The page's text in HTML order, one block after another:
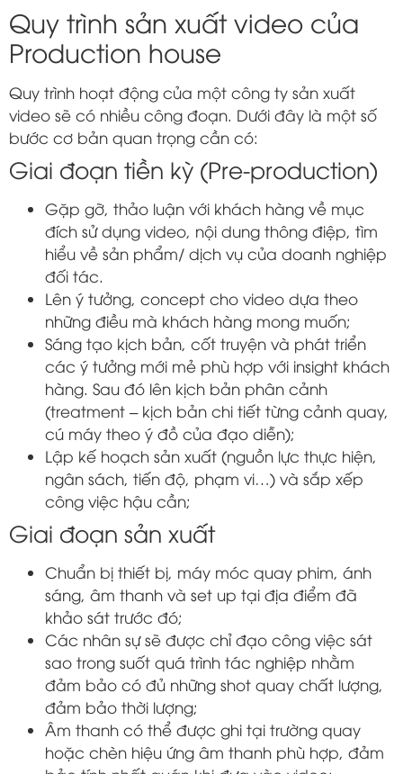
Quy trình sản xuất video của
Production house
Quy trình hoạt động của một công ty sản xuất
video sẽ có nhiều công đoạn. Dưới đây là một số
bước cơ bản quan trọng cần có:
Giai đoạn tiền kỳ (Pre-production)
Gặp gỡ, thảo luận với khách hàng về mục
đích sử dụng video, nội dung thông điệp, tìm
hiểu về sản phẩm/ dịch vụ của doanh nghiệp
đối tác.
Lên ý tưởng, concept cho video dựa theo
những điều mà khách hàng mong muốn;
Sáng tạo kịch bản, cốt truyện và phát triển
các ý tưởng mới mẻ phù hợp với insight khách
hàng. Sau đó lên kịch bản phân cảnh
(treatment – kịch bản chi tiết từng cảnh quay,
cú máy theo ý đồ của đạo diễn);
Lập kế hoạch sản xuất (nguồn lực thực hiện,
ngân sách, tiến độ, phạm vi…) và sắp xếp
công việc hậu cần;
Giai đoạn sản xuất
Chuẩn bị thiết bị, máy móc quay phim, ánh
sáng, âm thanh và set up tại địa điểm đã
khảo sát trước đó;
Các nhân sự sẽ được chỉ đạo công việc sát
sao trong suốt quá trình tác nghiệp nhằm
đảm bảo có đủ những shot quay chất lượng,
đảm bảo thời lượng;
Âm thanh có thể được ghi tại trường quay
hoặc chèn hiệu ứng âm thanh phù hợp, đảm